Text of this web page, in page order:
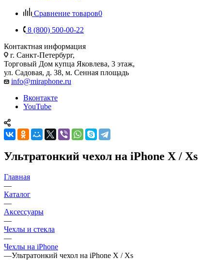
Сравнение товаров0
8 (800) 500-00-22
Контактная информация
г. Санкт-Петербург,
Торговый Дом купца Яковлева, 3 этаж,
ул. Садовая, д. 38, м. Сенная площадь
info@miraphone.ru
Вконтакте
YouTube
Ультратонкий чехол на iPhone X / Xs
Главная
—
Каталог
—
Аксессуары
—
Чехлы и стекла
—
Чехлы на iPhone
—Ультратонкий чехол на iPhone X / Xs